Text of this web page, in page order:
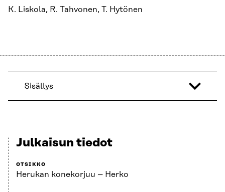
K. Liskola, R. Tahvonen, T. Hytönen
Sisällys
Julkaisun tiedot
OTSIKKO
Herukan konekorjuu – Herko